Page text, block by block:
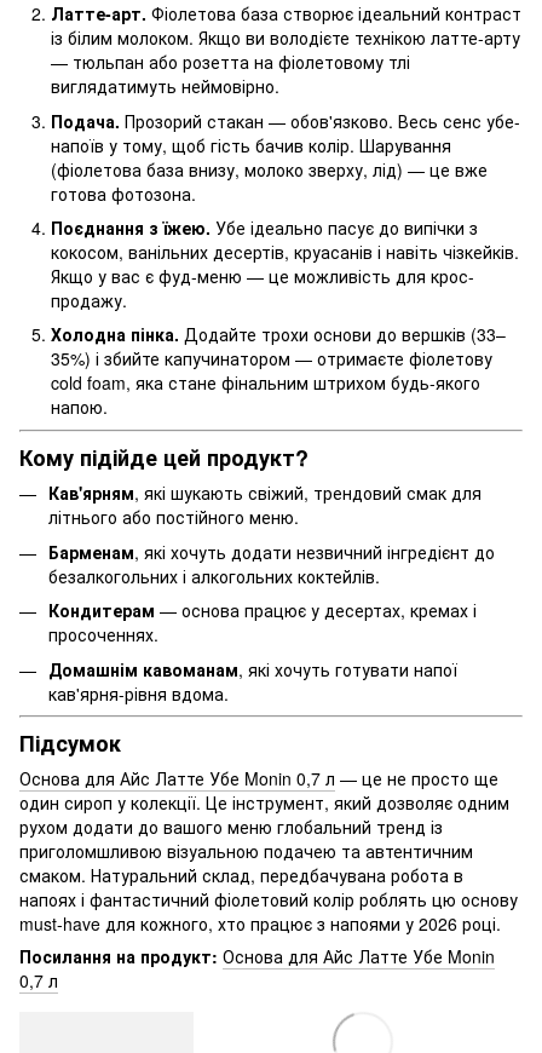
Латте-арт. Фіолетова база створює ідеальний контраст
із білим молоком. Якщо ви володієте технікою латте-арту
— тюльпан або розетта на фіолетовому тлі
виглядатимуть неймовірно.
Подача. Прозорий стакан — обов'язково. Весь сенс убе-
напоїв у тому, щоб гість бачив колір. Шарування
(фіолетова база внизу, молоко зверху, лід) — це вже
готова фотозона.
Поєднання з їжею. Убе ідеально пасує до випічки з
кокосом, ванільних десертів, круасанів і навіть чізкейків.
Якщо у вас є фуд-меню — це можливість для крос-
продажу.
Холодна пінка. Додайте трохи основи до вершків (33–
35%) і збийте капучинатором — отримаєте фіолетову
cold foam, яка стане фінальним штрихом будь-якого
напою.
Кому підійде цей продукт?
Кав'ярням, які шукають свіжий, трендовий смак для
літнього або постійного меню.
Барменам, які хочуть додати незвичний інгредієнт до
безалкогольних і алкогольних коктейлів.
Кондитерам — основа працює у десертах, кремах і
просоченнях.
Домашнім кавоманам, які хочуть готувати напої
кав'ярня-рівня вдома.
Підсумок
Основа для Айс Латте Убе Monin 0,7 л — це не просто ще
один сироп у колекції. Це інструмент, який дозволяє одним
рухом додати до вашого меню глобальний тренд із
приголомшливою візуальною подачею та автентичним
смаком. Натуральний склад, передбачувана робота в
напоях і фантастичний фіолетовий колір роблять цю основу
must-have для кожного, хто працює з напоями у 2026 році.
Посилання на продукт: Основа для Айс Латте Убе Monin
0,7 л